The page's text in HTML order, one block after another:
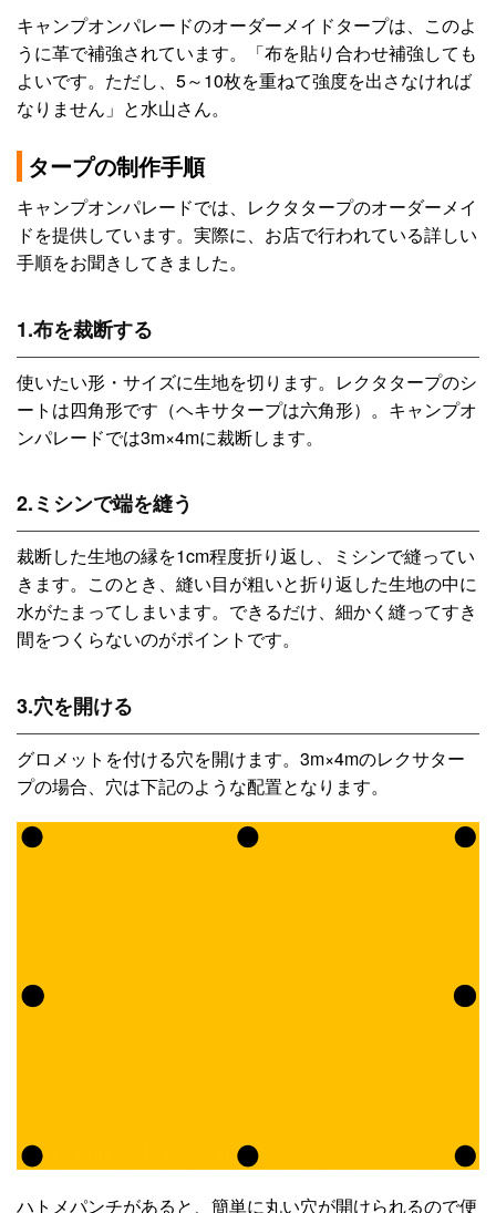
キャンプオンパレードのオーダーメイドタープは、このよ
うに革で補強されています。「布を貼り合わせ補強しても
よいです。ただし、5～10枚を重ねて強度を出さなければ
なりません」と水山さん。
タープの制作手順
キャンプオンパレードでは、レクタタープのオーダーメイ
ドを提供しています。実際に、お店で行われている詳しい
手順をお聞きしてきました。
1.布を裁断する
使いたい形・サイズに生地を切ります。レクタタープのシ
ートは四角形です（ヘキサタープは六角形）。キャンプオ
ンパレードでは3m×4mに裁断します。
2.ミシンで端を縫う
裁断した生地の縁を1cm程度折り返し、ミシンで縫ってい
きます。このとき、縫い目が粗いと折り返した生地の中に
水がたまってしまいます。できるだけ、細かく縫ってすき
間をつくらないのがポイントです。
3.穴を開ける
グロメットを付ける穴を開けます。3m×4mのレクサター
プの場合、穴は下記のような配置となります。
ハトメパンチがあると、簡単に丸い穴が開けられるので便